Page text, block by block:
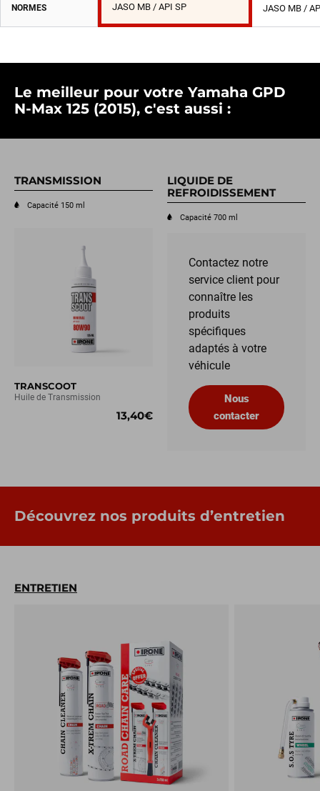
NORMES JASO MB / API SP JASO MB /
Le meilleur pour votre Yamaha GPD
N-Max 125 (2015), c'est aussi :
TRANSMISSION
Capacité 150 ml
TRANSCOOT
Huile de Transmission
13,40€
LIQUIDE DE
REFROIDISSEMENT
Capacité 700 ml
Contactez notre
service client pour
connaître les
produits
spécifiques
adaptés à votre
véhicule
Nous
contacter
Découvrez nos produits d’entretien
ENTRETIEN